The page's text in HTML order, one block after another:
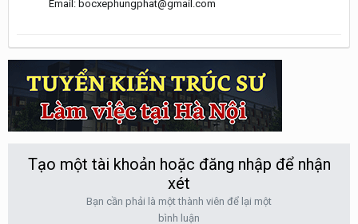
Email: bocxephungphat@gmail.com
Tạo một tài khoản hoặc đăng nhập để nhận
xét
Bạn cần phải là một thành viên để lại một
bình luận